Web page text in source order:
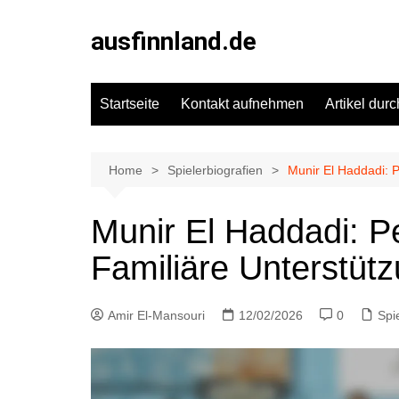
ausfinnland.de
Startseite Kontakt aufnehmen Artikel
Home Spielerbiografien Munir El Haddadi:
Munir El Haddadi:
Familiäre
Amir El-Mansouri 12/02/2026 0